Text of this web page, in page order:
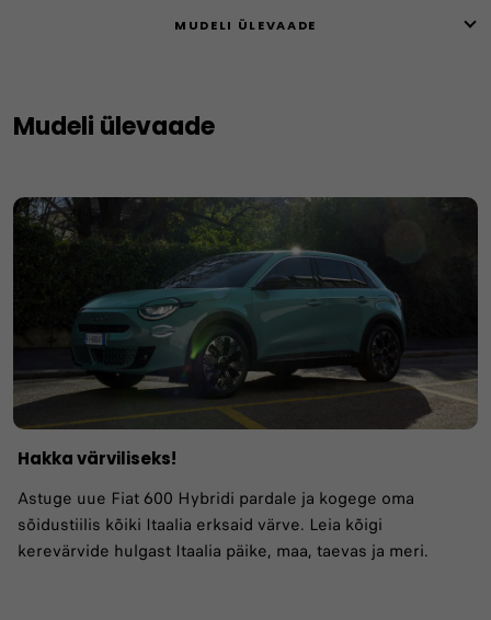
MUDELI ÜLEVAADE
Mudeli ülevaade
Hakka värviliseks!
Astuge uue Fiat 600 Hybridi pardale ja kogege oma
sõidustiilis kõiki Itaalia erksaid värve. Leia kõigi
kerevärvide hulgast Itaalia päike, maa, taevas ja meri.